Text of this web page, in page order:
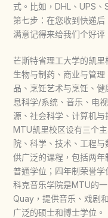
式。比如，DHL、UPS、
第七步：在您收到快递
满意记得来给我们个好评
芒斯特省理工大学的凯里
生物与制药、商业与管
品、烹饪艺术与烹饪、
息科学/系统、音乐、电
源、社会科学、计算机与
MTU凯里校区设有三个
院、科学、技术、工程
供广泛的课程，包括两
普通学位；四年制荣誉学
科克音乐学院是MTU的
Quay，提供音乐、戏剧
广泛的硕士和博士学位。